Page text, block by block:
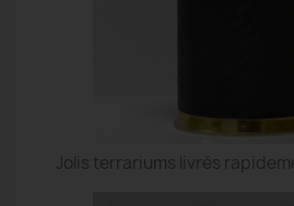
Jolis terrariums livrés